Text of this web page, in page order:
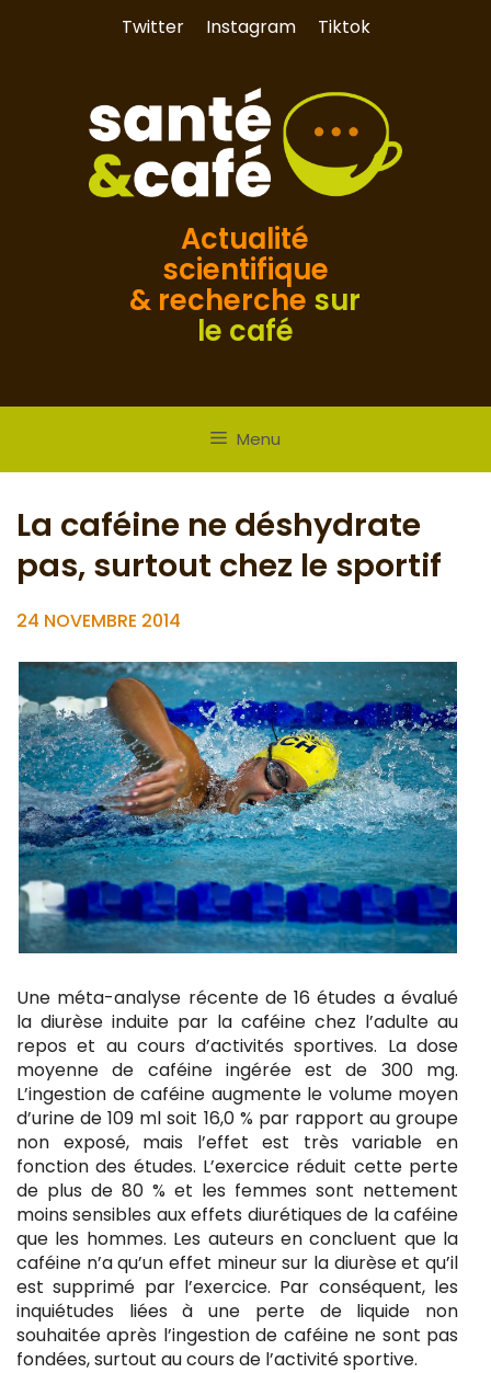
Twitter Instagram Tiktok
Actualité
scientifique
& recherche sur
le café
Menu
La caféine ne déshydrate
pas, surtout chez le sportif
24 NOVEMBRE 2014
Une méta-analyse récente de 16 études a évalué
la diurèse induite par la caféine chez l’adulte au
repos et au cours d’activités sportives. La dose
moyenne de caféine ingérée est de 300 mg.
L’ingestion de caféine augmente le volume moyen
d’urine de 109 ml soit 16,0 % par rapport au groupe
non exposé, mais l’effet est très variable en
fonction des études. L’exercice réduit cette perte
de plus de 80 % et les femmes sont nettement
moins sensibles aux effets diurétiques de la caféine
que les hommes. Les auteurs en concluent que la
caféine n’a qu’un effet mineur sur la diurèse et qu’il
est supprimé par l’exercice. Par conséquent, les
inquiétudes liées à une perte de liquide non
souhaitée après l’ingestion de caféine ne sont pas
fondées, surtout au cours de l’activité sportive.